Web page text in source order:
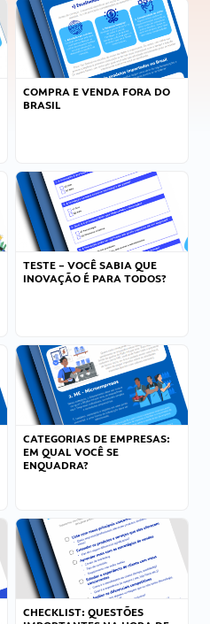
COMPRA E VENDA FORA DO
BRASIL
TESTE – VOCÊ SABIA QUE
INOVAÇÃO É PARA TODOS?
CATEGORIAS DE EMPRESAS:
EM QUAL VOCÊ SE
ENQUADRA?
CHECKLIST: QUESTÕES